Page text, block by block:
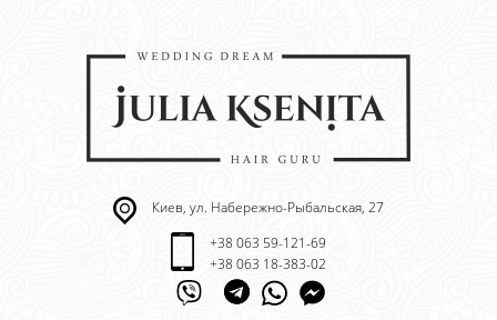
Киев, ул. Набережно-Рыбальская, 27
+38 063 59-121-69
+38 063 18-383-02